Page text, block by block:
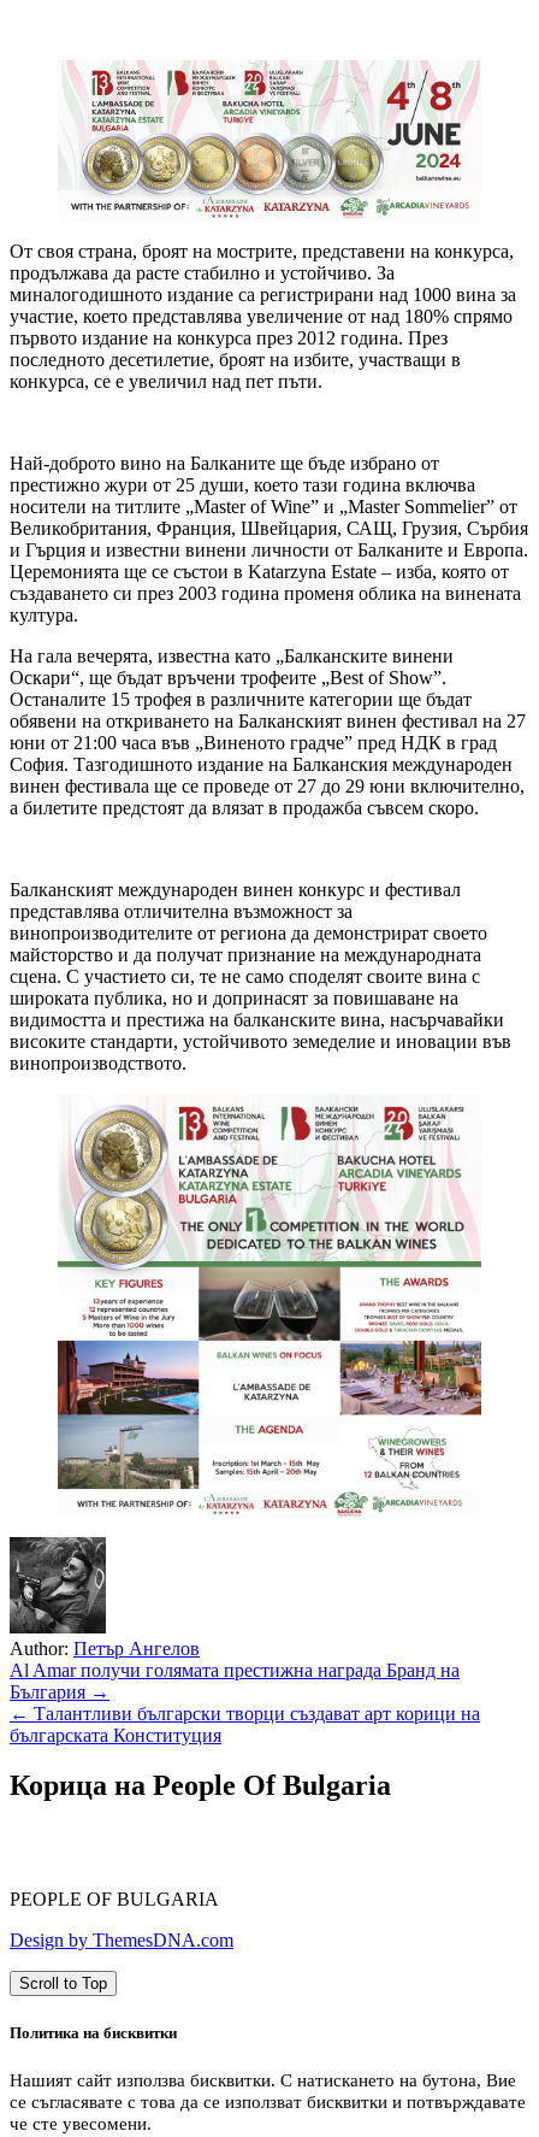
От своя страна, броят на мострите, представени на конкурса,
продължава да расте стабилно и устойчиво. За
миналогодишното издание са регистрирани над 1000 вина за
участие, което представлява увеличение от над 180% спрямо
първото издание на конкурса през 2012 година. През
последното десетилетие, броят на избите, участващи в
конкурса, се е увеличил над пет пъти.
Най-доброто вино на Балканите ще бъде избрано от
престижно жури от 25 души, което тази година включва
носители на титлите „Master of Wine” и „Master Sommelier” от
Великобритания, Франция, Швейцария, САЩ, Грузия, Сърбия
и Гърция и известни винени личности от Балканите и Европа.
Церемонията ще се състои в Katarzyna Estate – изба, която от
създаването си през 2003 година променя облика на винената
култура.
На гала вечерята, известна като „Балканските винени
Оскари“, ще бъдат връчени трофеите „Best of Show”.
Останалите 15 трофея в различните категории ще бъдат
обявени на откриването на Балканският винен фестивал на 27
юни от 21:00 часа във „Виненото градче” пред НДК в град
София. Тазгодишното издание на Балканския международен
винен фестивала ще се проведе от 27 до 29 юни включително,
а билетите предстоят да влязат в продажба съвсем скоро.
Балканският международен винен конкурс и фестивал
представлява отличителна възможност за
винопроизводителите от региона да демонстрират своето
майсторство и да получат признание на международната
сцена. С участието си, те не само споделят своите вина с
широката публика, но и допринасят за повишаване на
видимостта и престижа на балканските вина, насърчавайки
високите стандарти, устойчивото земеделие и иновации във
винопроизводството.
Author: Петър Ангелов
Навигация
Al Amar получи голямата престижна награда Бранд на
България →
← Талантливи български творци създават арт корици на
българската Конституция
Корица на People Of Bulgaria
PEOPLE OF BULGARIA
Design by ThemesDNA.com
Scroll to Top
Политика на бисквитки
Нашият сайт използва бисквитки. С натискането на бутона, Вие
се съгласявате с това да се използват бисквитки и потвърждавате
че сте увесомени.